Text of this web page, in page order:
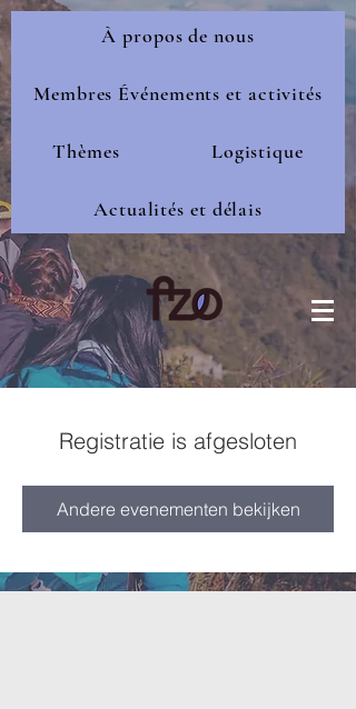
À propos de nous
Membres Événements et activités
Thèmes Logistique
Actualités et délais
Registratie is afgesloten
Andere evenementen bekijken